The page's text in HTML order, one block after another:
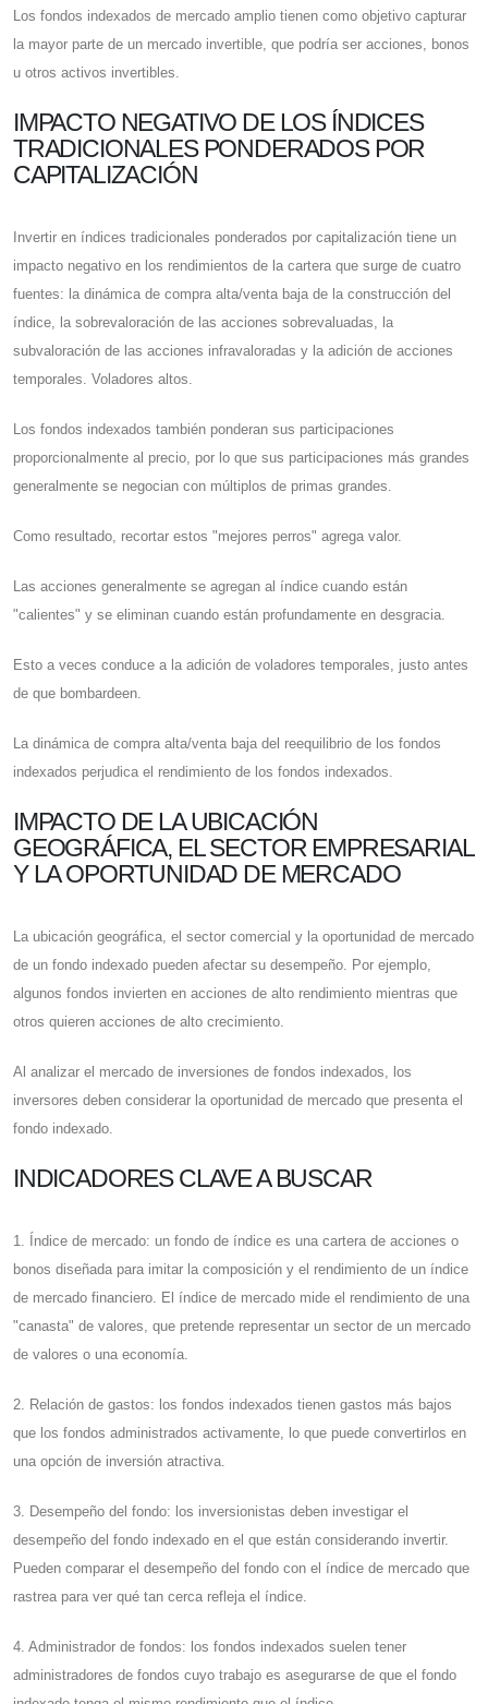
Los fondos indexados de mercado amplio tienen como objetivo capturar
la mayor parte de un mercado invertible, que podría ser acciones, bonos
u otros activos invertibles.
IMPACTO NEGATIVO DE LOS ÍNDICES
TRADICIONALES PONDERADOS POR
CAPITALIZACIÓN
Invertir en índices tradicionales ponderados por capitalización tiene un
impacto negativo en los rendimientos de la cartera que surge de cuatro
fuentes: la dinámica de compra alta/venta baja de la construcción del
índice, la sobrevaloración de las acciones sobrevaluadas, la
subvaloración de las acciones infravaloradas y la adición de acciones
temporales. Voladores altos.
Los fondos indexados también ponderan sus participaciones
proporcionalmente al precio, por lo que sus participaciones más grandes
generalmente se negocian con múltiplos de primas grandes.
Como resultado, recortar estos "mejores perros" agrega valor.
Las acciones generalmente se agregan al índice cuando están
"calientes" y se eliminan cuando están profundamente en desgracia.
Esto a veces conduce a la adición de voladores temporales, justo antes
de que bombardeen.
La dinámica de compra alta/venta baja del reequilibrio de los fondos
indexados perjudica el rendimiento de los fondos indexados.
IMPACTO DE LA UBICACIÓN
GEOGRÁFICA, EL SECTOR EMPRESARIAL
Y LA OPORTUNIDAD DE MERCADO
La ubicación geográfica, el sector comercial y la oportunidad de mercado
de un fondo indexado pueden afectar su desempeño. Por ejemplo,
algunos fondos invierten en acciones de alto rendimiento mientras que
otros quieren acciones de alto crecimiento.
Al analizar el mercado de inversiones de fondos indexados, los
inversores deben considerar la oportunidad de mercado que presenta el
fondo indexado.
INDICADORES CLAVE A BUSCAR
1. Índice de mercado: un fondo de índice es una cartera de acciones o
bonos diseñada para imitar la composición y el rendimiento de un índice
de mercado financiero. El índice de mercado mide el rendimiento de una
"canasta" de valores, que pretende representar un sector de un mercado
de valores o una economía.
2. Relación de gastos: los fondos indexados tienen gastos más bajos
que los fondos administrados activamente, lo que puede convertirlos en
una opción de inversión atractiva.
3. Desempeño del fondo: los inversionistas deben investigar el
desempeño del fondo indexado en el que están considerando invertir.
Pueden comparar el desempeño del fondo con el índice de mercado que
rastrea para ver qué tan cerca refleja el índice.
4. Administrador de fondos: los fondos indexados suelen tener
administradores de fondos cuyo trabajo es asegurarse de que el fondo